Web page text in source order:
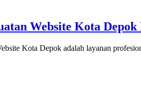
Website Kota
Kota Depok adalah layanan